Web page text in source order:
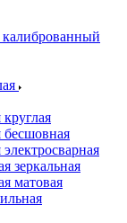
зеркальная
матовая